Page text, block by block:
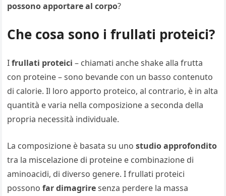
possono apportare al corpo?
Che cosa sono i frullati proteici?
Ifrullati proteici – chiamati anche shake alla frutta
con proteine – sono bevande con un basso contenuto
di calorie. Il loro apporto proteico, al contrario, è in alta
quantità e varia nella composizione a seconda della
propria necessità individuale.
La composizione è basata su unostudio approfondito
tra la miscelazione di proteine e combinazione di
aminoacidi, di diverso genere. I frullati proteici
possono far dimagriresenza perdere la massa